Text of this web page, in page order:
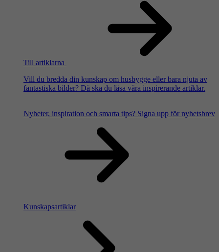
Till artiklarna
Vill du bredda din kunskap om husbygge eller bara njuta av
fantastiska bilder? Då ska du läsa våra inspirerande artiklar.
Nyheter, inspiration och smarta tips? Signa upp för nyhetsbrev
Kunskapsartiklar